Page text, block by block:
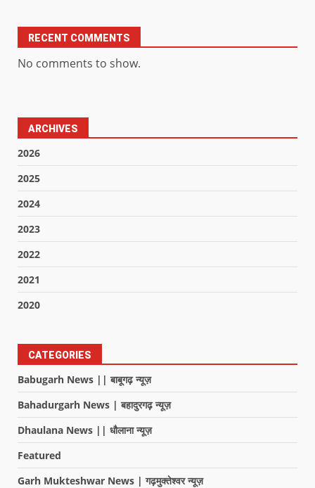
RECENT COMMENTS
No comments to show.
ARCHIVES
2026
2025
2024
2023
2022
2021
2020
CATEGORIES
Babugarh News || बाबूगढ़ न्यूज़
Bahadurgarh News | बहादुरगढ़ न्यूज़
Dhaulana News || धौलाना न्यूज़
Featured
Garh Mukteshwar News | गढ़मुक्तेश्वर न्यूज़